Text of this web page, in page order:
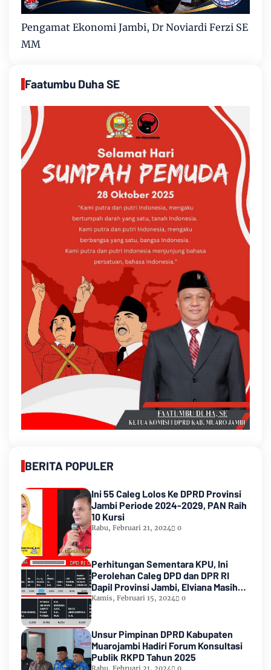
Pengamat Ekonomi Jambi, Dr Noviardi Ferzi SE
MM
Faatumbu Duha SE
BERITA POPULER
Ini 55 Caleg Lolos Ke DPRD Provinsi
Jambi Periode 2024-2029, PAN Raih
10 Kursi
Rabu, Februari 21, 2024 0
Perhitungan Sementara KPU, Ini
Perolehan Caleg DPD dan DPR RI
Dapil Provinsi Jambi, Elviana Masih
Urutan Kedua Teratas
Kamis, Februari 15, 2024 0
Unsur Pimpinan DPRD Kabupaten
Muarojambi Hadiri Forum Konsultasi
Publik RKPD Tahun 2025